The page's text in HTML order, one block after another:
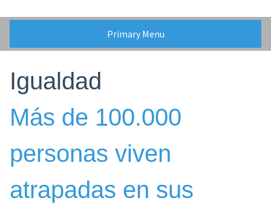
Primary Menu
Igualdad
Más de 100.000
personas viven
atrapadas en sus